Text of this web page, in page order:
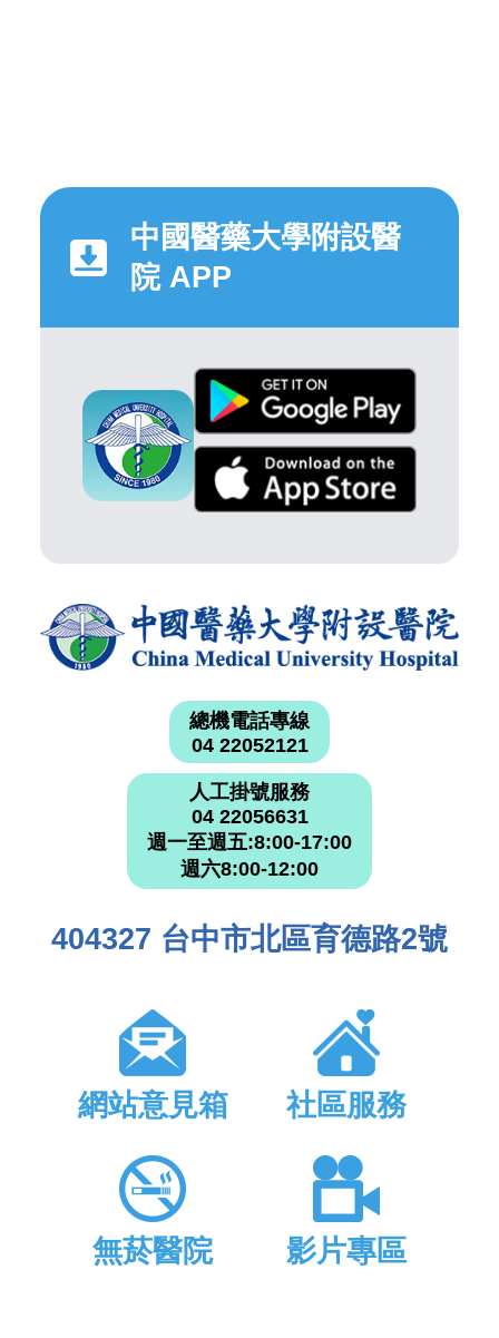
中國醫藥大學附設醫
院 APP
總機電話專線
04 22052121
人工掛號服務
04 22056631
週一至週五:8:00-17:00
週六8:00-12:00
404327 台中市北區育德路2號
網站意見箱 社區服務
無菸醫院 影片專區